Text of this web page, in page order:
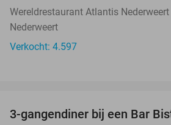
Wereldrestaurant Atlantis Nederweert
Nederweert
Verkocht: 4.597
3-gangendiner bij een Bar